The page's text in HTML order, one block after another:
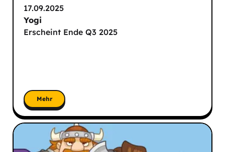
17.09.2025
Yogi
Erscheint Ende Q3 2025
Mehr